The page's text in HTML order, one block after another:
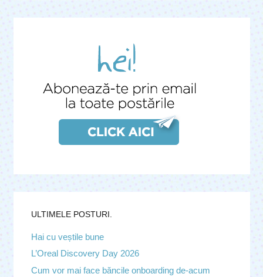
ULTIMELE POSTURI.
Hai cu veștile bune
L’Oreal Discovery Day 2026
Cum vor mai face băncile onboarding de-acum